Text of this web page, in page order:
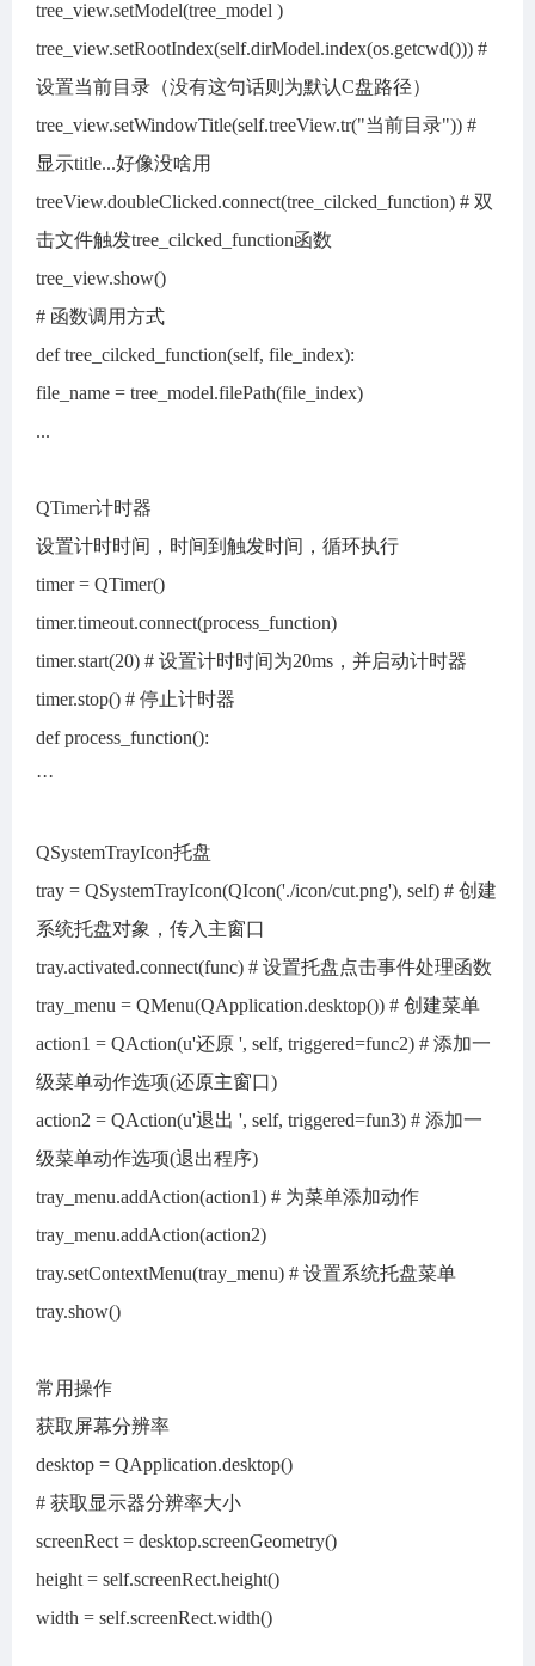
tree_view.setModel(tree_model )
tree_view.setRootIndex(self.dirModel.index(os.getcwd())) #
设置当前目录（没有这句话则为默认C盘路径）
tree_view.setWindowTitle(self.treeView.tr("当前目录")) #
显示title...好像没啥用
treeView.doubleClicked.connect(tree_cilcked_function) # 双
击文件触发tree_cilcked_function函数
tree_view.show()
# 函数调用方式
def tree_cilcked_function(self, file_index):
file_name = tree_model.filePath(file_index)
...
QTimer计时器
设置计时时间，时间到触发时间，循环执行
timer = QTimer()
timer.timeout.connect(process_function)
timer.start(20) # 设置计时时间为20ms，并启动计时器
timer.stop() # 停止计时器
def process_function():
···
QSystemTrayIcon托盘
tray = QSystemTrayIcon(QIcon('./icon/cut.png'), self) # 创建
系统托盘对象，传入主窗口
tray.activated.connect(func) # 设置托盘点击事件处理函数
tray_menu = QMenu(QApplication.desktop()) # 创建菜单
action1 = QAction(u'还原 ', self, triggered=func2) # 添加一
级菜单动作选项(还原主窗口)
action2 = QAction(u'退出 ', self, triggered=fun3) # 添加一
级菜单动作选项(退出程序)
tray_menu.addAction(action1) # 为菜单添加动作
tray_menu.addAction(action2)
tray.setContextMenu(tray_menu) # 设置系统托盘菜单
tray.show()
常用操作
获取屏幕分辨率
desktop = QApplication.desktop()
# 获取显示器分辨率大小
screenRect = desktop.screenGeometry()
height = self.screenRect.height()
width = self.screenRect.width()